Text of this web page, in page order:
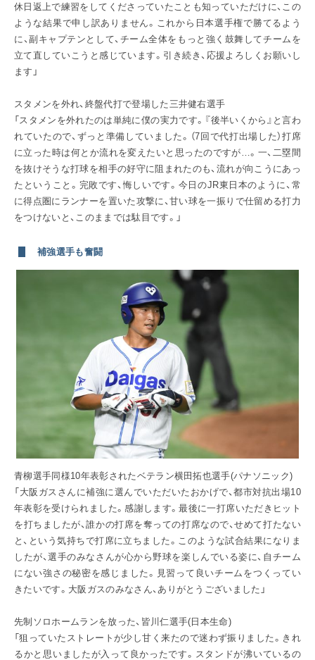
休日返上で練習をしてくださっていたことも知っていただけに、この
ような結果で申し訳ありません。これから日本選手権で勝てるよう
に、副キャプテンとして、チーム全体をもっと強く鼓舞してチームを
立て直していこうと感じています。引き続き、応援よろしくお願いし
ます」
スタメンを外れ、終盤代打で登場した三井健右選手
「スタメンを外れたのは単純に僕の実力です。『後半いくから』と言わ
れていたので、ずっと準備していました。（7回で代打出場した）打席
に立った時は何とか流れを変えたいと思ったのですが…。一、二塁間
を抜けそうな打球を相手の好守に阻まれたのも、流れが向こうにあっ
たということ。完敗です、悔しいです。今日のJR東日本のように、常
に得点圏にランナーを置いた攻撃に、甘い球を一振りで仕留める打力
をつけないと、このままでは駄目です。」
補強選手も奮闘
青柳選手同様10年表彰されたベテラン横田拓也選手(パナソニック)
「大阪ガスさんに補強に選んでいただいたおかげで、都市対抗出場10
年表彰を受けられました。感謝します。最後に一打席いただきヒット
を打ちましたが、誰かの打席を奪っての打席なので、せめて打たない
と、という気持ちで打席に立ちました。このような試合結果になりま
したが、選手のみなさんが心から野球を楽しんでいる姿に、自チーム
にない強さの秘密を感じました。見習って良いチームをつくってい
きたいです。大阪ガスのみなさん、ありがとうございました」
先制ソロホームランを放った、皆川仁選手(日本生命)
「狙っていたストレートが少し甘く来たので迷わず振りました。きれ
るかと思いましたが入って良かったです。スタンドが沸いているの